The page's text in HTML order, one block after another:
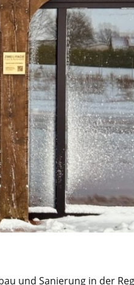
und Sanierung in der